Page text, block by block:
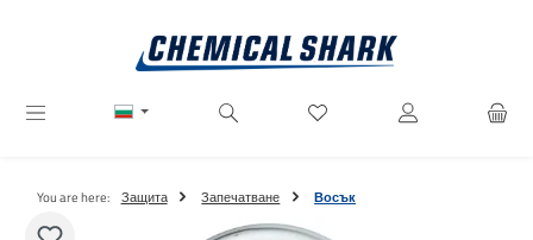
Имате 0 артикули от
You are here: Защита Запечатване Восък
Пропуснете галерия с изображения